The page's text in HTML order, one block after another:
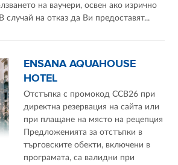
на ваучери, освен ако изрично
случай на отказ да Ви предоставят...
ENSANA AQUAHOUSE
HOTEL
Отстъпка с промокод CCB26 при
директна резервация на сайта или
при плащане на място на рецепция
Предложенията за отстъпки в
търговските обекти, включени в
програмата, са валидни при